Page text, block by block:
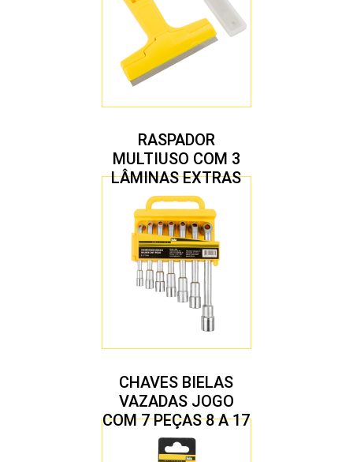
RASPADOR
MULTIUSO COM 3
LÂMINAS EXTRAS
CHAVES BIELAS
VAZADAS JOGO
COM 7 PEÇAS 8 A 17
MM